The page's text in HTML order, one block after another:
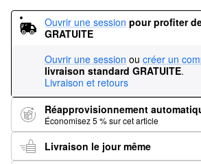
Ouvrir une session pour profiter
GRATUITE
Ouvrir une session ou créer un
livraison standard GRATUITE.
Livraison et retours
Réapprovisionnement
Économisez 5 % sur cet article
Livraison le jour même